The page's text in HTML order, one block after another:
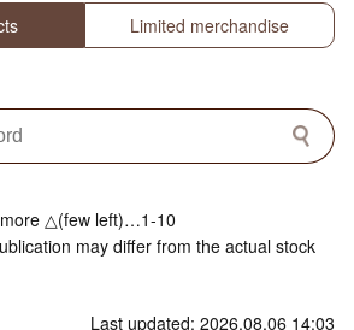
Limited merchandise
△(few left)…1-10
may differ from the actual stock
Last updated: 2026.08.06 14:03